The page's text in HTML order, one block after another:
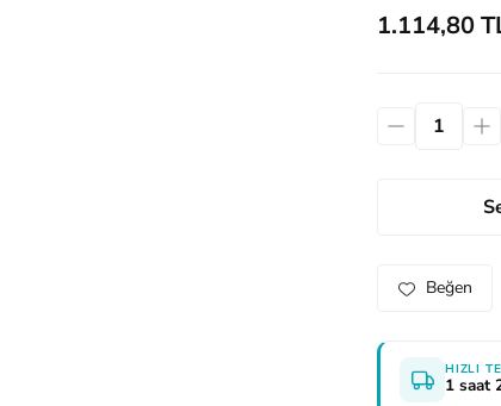
1.114,80
HIZLI
1 saat